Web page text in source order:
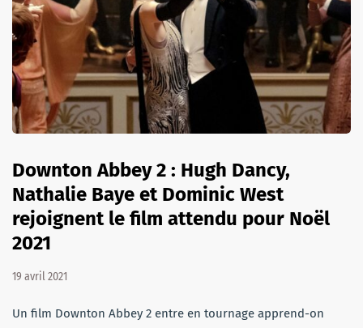
Downton Abbey 2 : Hugh Dancy,
Nathalie Baye et Dominic West
rejoignent le film attendu pour Noël
2021
19 avril 2021
Un film Downton Abbey 2 entre en tournage apprend-on